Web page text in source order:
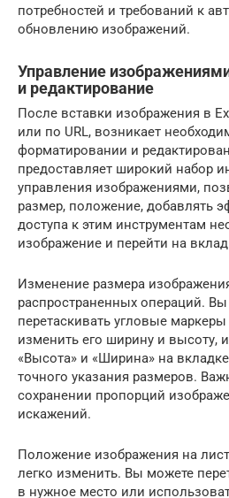
потребностей и требований к
обновлению изображений.
Управление
и редактирование
После вставки изображения в
или по URL, возникает
форматировании и
предоставляет широкий набор
управления изображениями,
размер, положение, добавлять
доступа к этим инструментам
изображение и перейти на
Изменение размера
распространенных операций.
перетаскивать угловые
изменить его ширину и высоту,
«Высота» и «Ширина» на
точного указания размеров.
сохранении пропорций
искажений.
Положение изображения на
легко изменить. Вы можете
в нужное место или